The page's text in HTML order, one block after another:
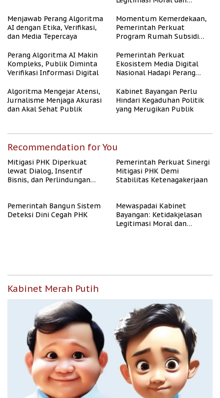
Menjawab Perang Algoritma
AI dengan Etika, Verifikasi,
dan Media Tepercaya
Momentum Kemerdekaan,
Pemerintah Perkuat
Program Rumah Subsidi
Berpenghasilan Rendah
Perang Algoritma AI Makin
Kompleks, Publik Diminta
Verifikasi Informasi Digital
Pemerintah Perkuat
Ekosistem Media Digital
Nasional Hadapi Perang
Algoritma Mengejar Atensi,
Jurnalisme Menjaga Akurasi
dan Akal Sehat Publik
Kabinet Bayangan Perlu
Hindari Kegaduhan Politik
yang Merugikan Publik
Recommendation for You
Mitigasi PHK Diperkuat
lewat Dialog, Insentif
Bisnis, dan Perlindungan
Pemerintah Perkuat Sinergi
Mitigasi PHK Demi
Stabilitas Ketenagakerjaan
Pemerintah Bangun Sistem
Deteksi Dini Cegah PHK
Mewaspadai Kabinet
Bayangan: Ketidakjelasan
Legitimasi Moral dan
Kabinet Merah Putih